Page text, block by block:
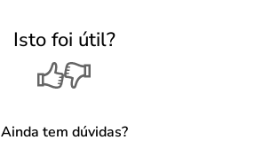
Isto foi útil?
Ainda tem dúvidas?